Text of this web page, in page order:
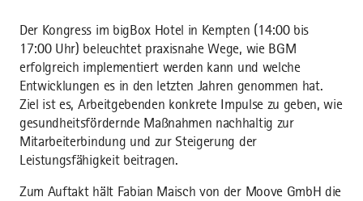
Der Kongress im bigBox Hotel in Kempten (14:00 bis
17:00 Uhr) beleuchtet praxisnahe Wege, wie BGM
erfolgreich implementiert werden kann und welche
Entwicklungen es in den letzten Jahren genommen hat.
Ziel ist es, Arbeitgebenden konkrete Impulse zu geben, wie
gesundheitsfördernde Maßnahmen nachhaltig zur
Mitarbeiterbindung und zur Steigerung der
Leistungsfähigkeit beitragen.
Zum Auftakt hält Fabian Maisch von der Moove GmbH die